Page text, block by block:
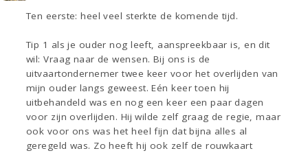
Ten eerste: heel veel sterkte de komende tijd.
Tip 1 als je ouder nog leeft, aanspreekbaar is, en dit
wil: Vraag naar de wensen. Bij ons is de
uitvaartondernemer twee keer voor het overlijden van
mijn ouder langs geweest. Eén keer toen hij
uitbehandeld was en nog een keer een paar dagen
voor zijn overlijden. Hij wilde zelf graag de regie, maar
ook voor ons was het heel fijn dat bijna alles al
geregeld was. Zo heeft hij ook zelf de rouwkaart